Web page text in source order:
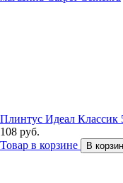
Плинтус Идеал Классик
108 руб.
Товар в корзине
В